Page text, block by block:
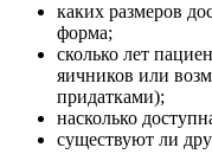
каких размеров
форма;
сколько лет
яичников или
придатками);
насколько
существуют ли